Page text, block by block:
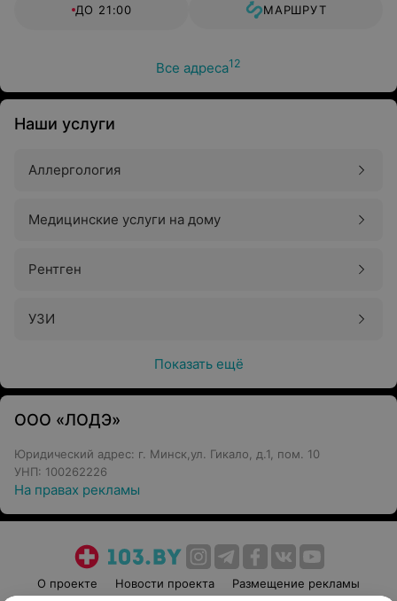
ДО 21:00 МАРШРУТ
Все адреса12
Наши услуги
Аллергология
Медицинские услуги на дому
Рентген
УЗИ
Показать ещё
ООО «ЛОДЭ»
Юридический адрес: г. Минск,ул. Гикало, д.1, пом. 10
УНП: 100262226
На правах рекламы
О проекте Новости проекта Размещение рекламы